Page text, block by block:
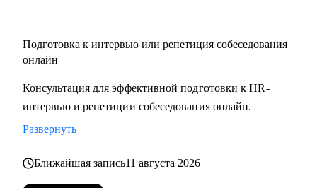
Подготовка к интервью или репетиция собеседования
онлайн
Консультация для эффективной подготовки к HR-
интервью и репетиции собеседования онлайн.
Развернуть
Ближайшая запись11 августа 2026